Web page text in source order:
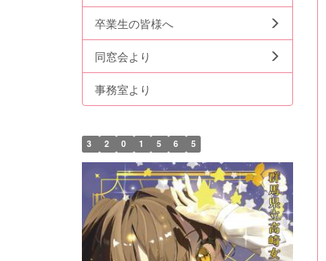
卒業生の皆様へ
同窓会より
事務室より
3 2 0 1 5 6 5